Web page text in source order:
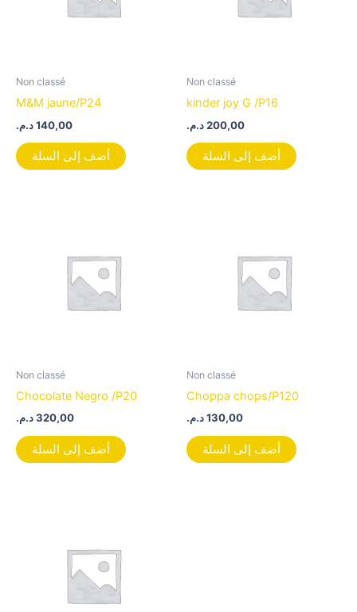
Non classé
M&M jaune/P24
140,00د.م.
أضف إلى السلة
Non classé
kinder joy G /P16
200,00د.م.
أضف إلى السلة
Non classé
Chocolate Negro /P20
320,00د.م.
أضف إلى السلة
Non classé
Choppa chops/P120
130,00د.م.
أضف إلى السلة